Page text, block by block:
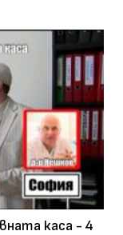
каса - 4